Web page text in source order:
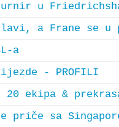
u
a Frane se u
a
- PROFILI
- 20 ekipa &
sa Singapore